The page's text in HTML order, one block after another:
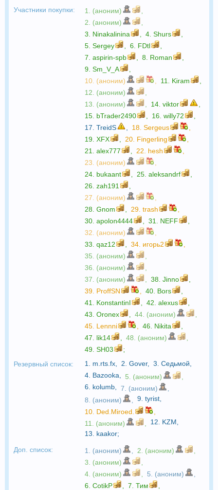
Участники покупки: 1. (аноним)
2. (аноним)
3. Ninakalinina 4. Shurs
5. Sergey 6. FDtl
7. aspirin-spb 8. Roman
9. Sm_V_A
10. (аноним)
11. Kiram
12. (аноним)
13. (аноним)
14. viktor
15. bTrader2490 16. willy72
17. TreidS 18. Sergeus
19. XFX 20. Fingerling
21. alex777 22. hesh
23. (аноним)
24. bukaant 25. aleksandrf
26. zah191
27. (аноним)
28. Gnom 29. trash
30. apolon4444 31. NEFF
32. (аноним)
33. qaz12 34. игорь2
35. (аноним)
36. (аноним)
37. (аноним)
38. Jinno
39. ProffSN 40. Bors
41. KonstantinI 42. alexus
43. Oronex 44. (аноним)
45. Lennni 46. Nikita
47. lik14 48. (аноним)
49. SH03
;
Резервный список:
1. m.rts.fx 2. Gover, 3. Седьмой
4. Bazooka 5. (аноним)
6. kolumb 7. (аноним)
8. (аноним)
9. tyrist
10. Ded.Miroed.
11. (аноним)
12. KZM
13. kaakor;
Доп. список: 1. (аноним) 2. (аноним)
3. (аноним)
4. (аноним)
5. (аноним)
6. CotikP 7. Тим